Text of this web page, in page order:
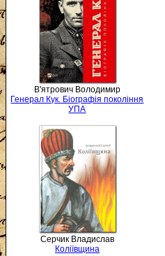
В'ятрович Володимир
Генерал Кук. Біографія покоління
УПА
Серчик Владислав
Коліївщина